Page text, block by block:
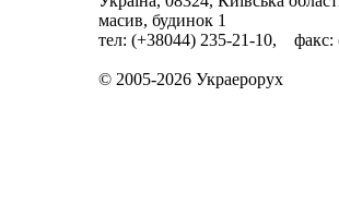
масив, будинок 1
тел: (+38044) 235-21-10, факс:
© 2005-2026 Украерорух